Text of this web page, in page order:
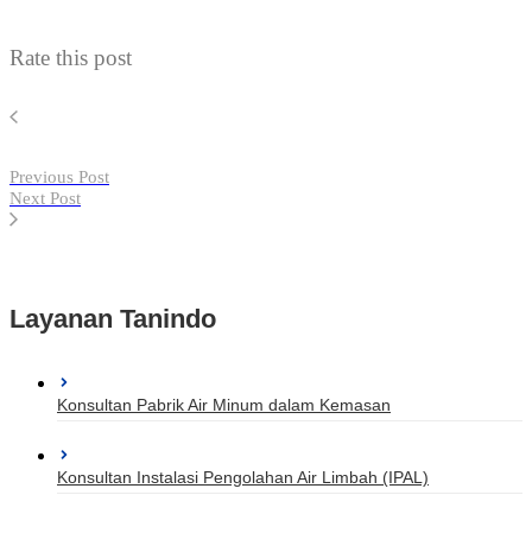
Rate this post
Previous Post
Next Post
Layanan Tanindo
Konsultan Pabrik Air Minum dalam Kemasan
Konsultan Instalasi Pengolahan Air Limbah (IPAL)